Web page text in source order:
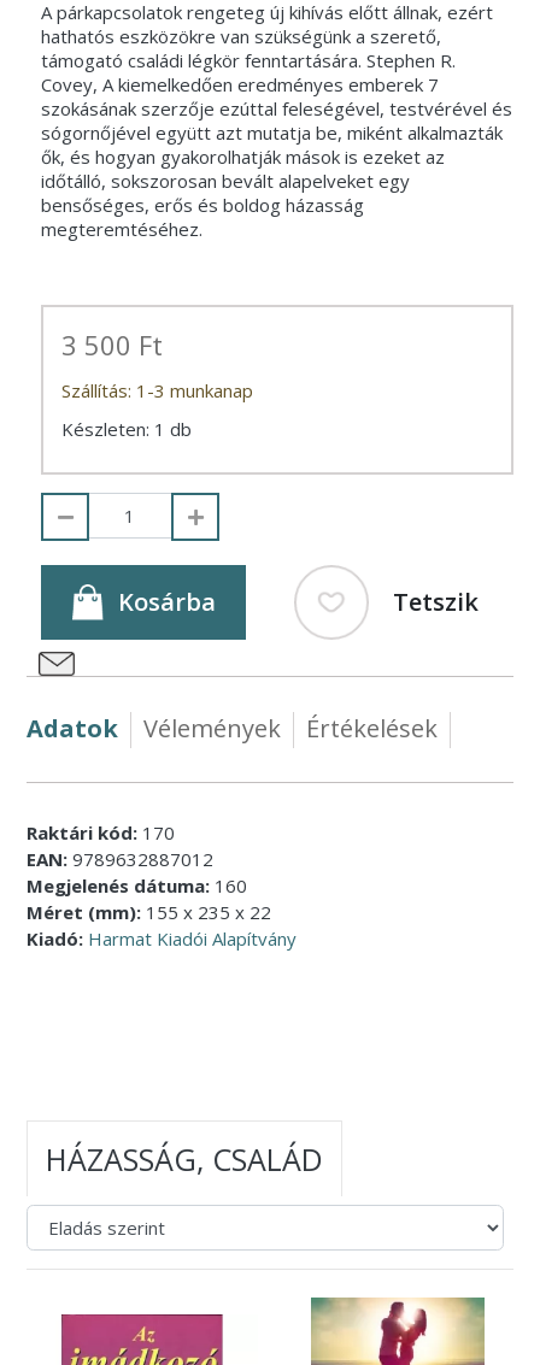
A párkapcsolatok rengeteg új kihívás előtt állnak, ezért
hathatós eszközökre van szükségünk a szerető,
támogató családi légkör fenntartására. Stephen R.
Covey, A kiemelkedően eredményes emberek 7
szokásának szerzője ezúttal feleségével, testvérével és
sógornőjével együtt azt mutatja be, miként alkalmazták
ők, és hogyan gyakorolhatják mások is ezeket az
időtálló, sokszorosan bevált alapelveket egy
bensőséges, erős és boldog házasság
megteremtéséhez.
3 500 Ft
Szállítás: 1-3 munkanap
Készleten: 1 db
Kosárba Tetszik
Adatok Vélemények Értékelések
Raktári kód: 170
EAN: 9789632887012
Megjelenés dátuma: 160
Méret (mm): 155 x 235 x 22
Kiadó: Harmat Kiadói Alapítvány
HÁZASSÁG, CSALÁD